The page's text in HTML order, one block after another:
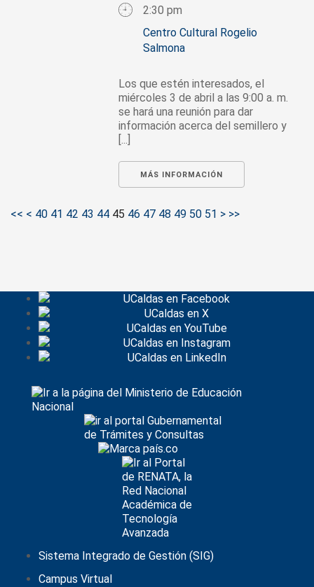
2:30 pm
Centro Cultural Rogelio
Salmona
Los que estén interesados, el
miércoles 3 de abril a las 9:00 a. m.
se hará una reunión para dar
información acerca del semillero y
[...]
MÁS INFORMACIÓN
<< < 40 41 42 43 44 45 46 47 48 49 50 51 > >>
Sistema Integrado de Gestión (SIG)
Campus Virtual